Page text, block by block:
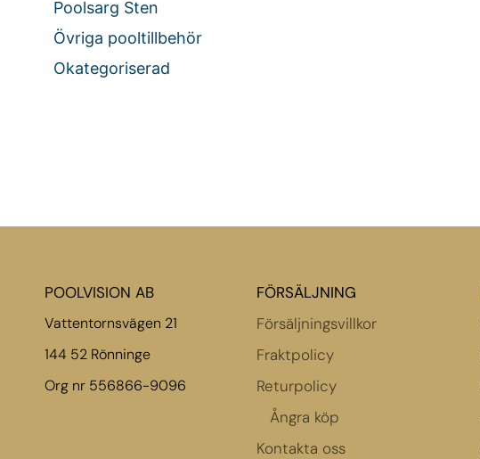
Poolsarg Sten
Övriga pooltillbehör
Okategoriserad
POOLVISION AB
Vattentornsvägen 21
144 52 Rönninge
Org nr 556866-9096
FÖRSÄLJNING
Försäljningsvillkor
Fraktpolicy
Returpolicy
Ångra köp
Kontakta oss